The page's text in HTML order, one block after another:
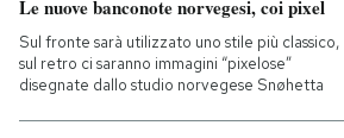
Entra
Le nuove banconote norvegesi, coi pixel
Sul fronte sarà utilizzato uno stile più classico,
sul retro ci saranno immagini “pixelose”
disegnate dallo studio norvegese Snøhetta